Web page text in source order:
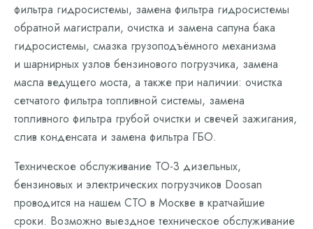
фильтра гидросистемы, замена фильтра гидросистемы
обратной магистрали, очистка и замена сапуна бака
гидросистемы, смазка грузоподъёмного механизма
и шарнирных узлов бензинового погрузчика, замена
масла ведущего моста, а также при наличии: очистка
сетчатого фильтра топливной системы, замена
топливного фильтра грубой очистки и свечей зажигания,
слив конденсата и замена фильтра ГБО.
Техническое обслуживание ТО-3 дизельных,
бензиновых и электрических погрузчиков Doosan
проводится на нашем СТО в Москве в кратчайшие
сроки. Возможно выездное техническое обслуживание